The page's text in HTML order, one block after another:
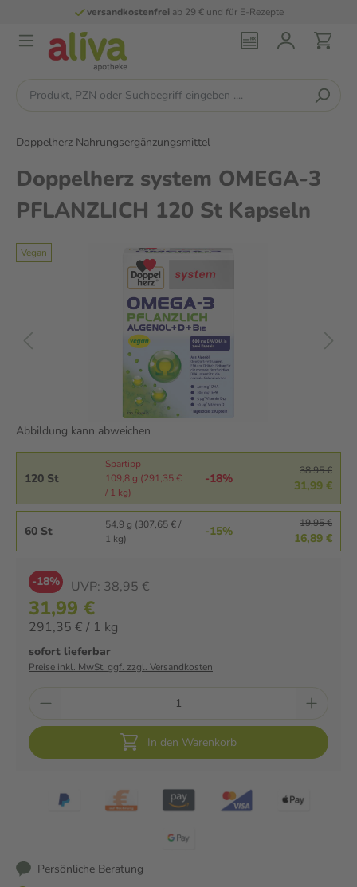
versandkostenfreiab 29 € und für E-Rezepte
Doppelherz Nahrungsergänzungsmittel
Doppelherz system OMEGA-3
PFLANZLICH 120 St Kapseln
Vegan
Abbildung kann abweichen
120 St
Spartipp
109,8 g (291,35 €
/ 1 kg)
-18%
38,95 €
31,99 €
60 St
54,9 g (307,65 € /
1 kg)
-15%
19,95 €
16,89 €
-18% UVP: 38,95 €
31,99 €
291,35 € / 1 kg
sofort lieferbar
Preise inkl. MwSt. ggf. zzgl. Versandkosten
In den Warenkorb
Persönliche Beratung